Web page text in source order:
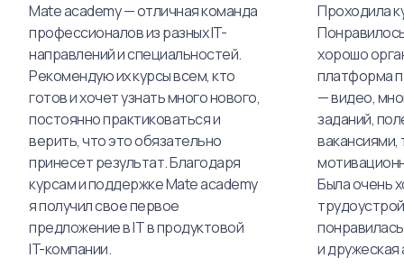
Mate academy — отличная команда
профессионалов из разных IT-
направлений и специальностей.
Рекомендую их курсы всем, кто
готов и хочет узнать много нового,
постоянно практиковаться и
верить, что это обязательно
принесет результат. Благодаря
курсам и поддержке Mate academy
я получил свое первое
предложение в IT в продуктовой
IT-компании.
Проходила
хорошо
платформа
— видео,
заданий,
вакансиями,
Была очень
и